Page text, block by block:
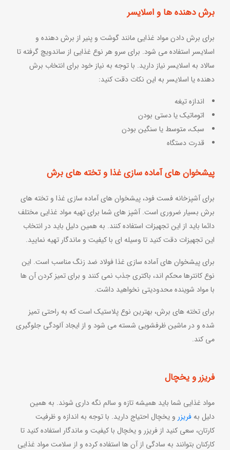
برش دهنده ها و اسلایسر
برای برش دادن مواد غذایی مانند گوشت و پنیر از برش دهنده و
اسلایسر استفاده می شود. برای سرو هر نوع غذایی از ساندویچ گرفته تا
سالاد به اسلایسر نیاز دارید. با توجه به نیاز خود برای انتخاب برش
دهنده یا اسلایسر به این نکات دقت کنید:
اندازه تیغه
اتوماتیک یا دستی بودن
سبک، متوسط یا سنگین بودن
قدرت دستگاه
پیشخوان های آماده سازی غذا و تخته های برش
برای آشپزخانه فست فود، پیشخوان های آماده سازی غذا و تخته های
برش بسیار ضروری است. آشپز های شما برای تهیه مواد غذایی مختلف
دائما باید از این تجهیزات استفاده کنند. به همین دلیل باید در انتخاب
این تجهیزات دقت کنید تا وسیله ای با کیفیت و ماندگار تهیه نمایید.
برای پیشخوان های آماده سازی غذا فولاد ضد زنگ مناسب است. این
نوع کانترها محکم اند، باکتری جذب نمی کنند و برای تمیز کردن آن ها
با مواد شوینده محدودیتی نخواهید داشت.
برای تخته های برش، بهترین نوع پلاستیک است که به راحتی تمیز
شده و در ماشین ظرفشویی شسته می شود و از ایجاد آلودگی جلوگیری
می کند.
فریزر و یخچال
مواد غذایی شما باید همیشه تازه و سالم نگه داری شوند. به همین
دلیل بهفریزر و یخچال احتیاج دارید. با توجه به اندازه و ظرفیت
کارتان، سعی کنید از فریزر و یخچال با کیفیت و ماندگار استفاده کنید تا
کارکنان بتوانند به سادگی از آن ها استفاده کرده و از سلامت مواد غذایی